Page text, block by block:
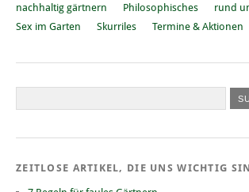
nachhaltig gärtnern
Philosophisches
rund
Sex im Garten
Skurriles Termine & Aktionen
ZEITLOSE ARTIKEL, DIE UNS WICHTIG